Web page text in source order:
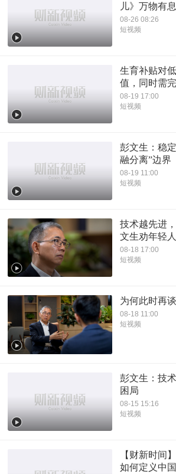
儿》万物有
08-26 08:26
短视频
生育补贴对
值，同时需
08-19 17:00
短视频
彭文生：稳
融分离”边界
08-19 11:00
短视频
技术越先进
文生劝年轻
08-18 17:00
短视频
为何此时再
08-18 11:00
短视频
彭文生：技
困局
08-15 15:16
短视频
【财新时间
如何定义中